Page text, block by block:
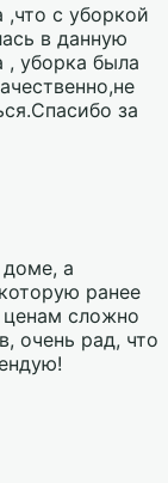
с уборкой
в данную
уборка была
за
а
ранее
сложно
очень рад, что